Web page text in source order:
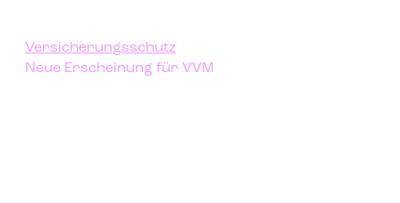
Versicherungsschutz
Neue Erscheinung für VVM